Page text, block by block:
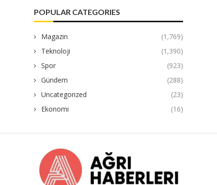
POPULAR CATEGORIES
Magazin
(1,769)
Teknoloji
(1,390)
Spor
(923)
Gündem
(288)
Uncategorized
(23)
Ekonomi
(16)